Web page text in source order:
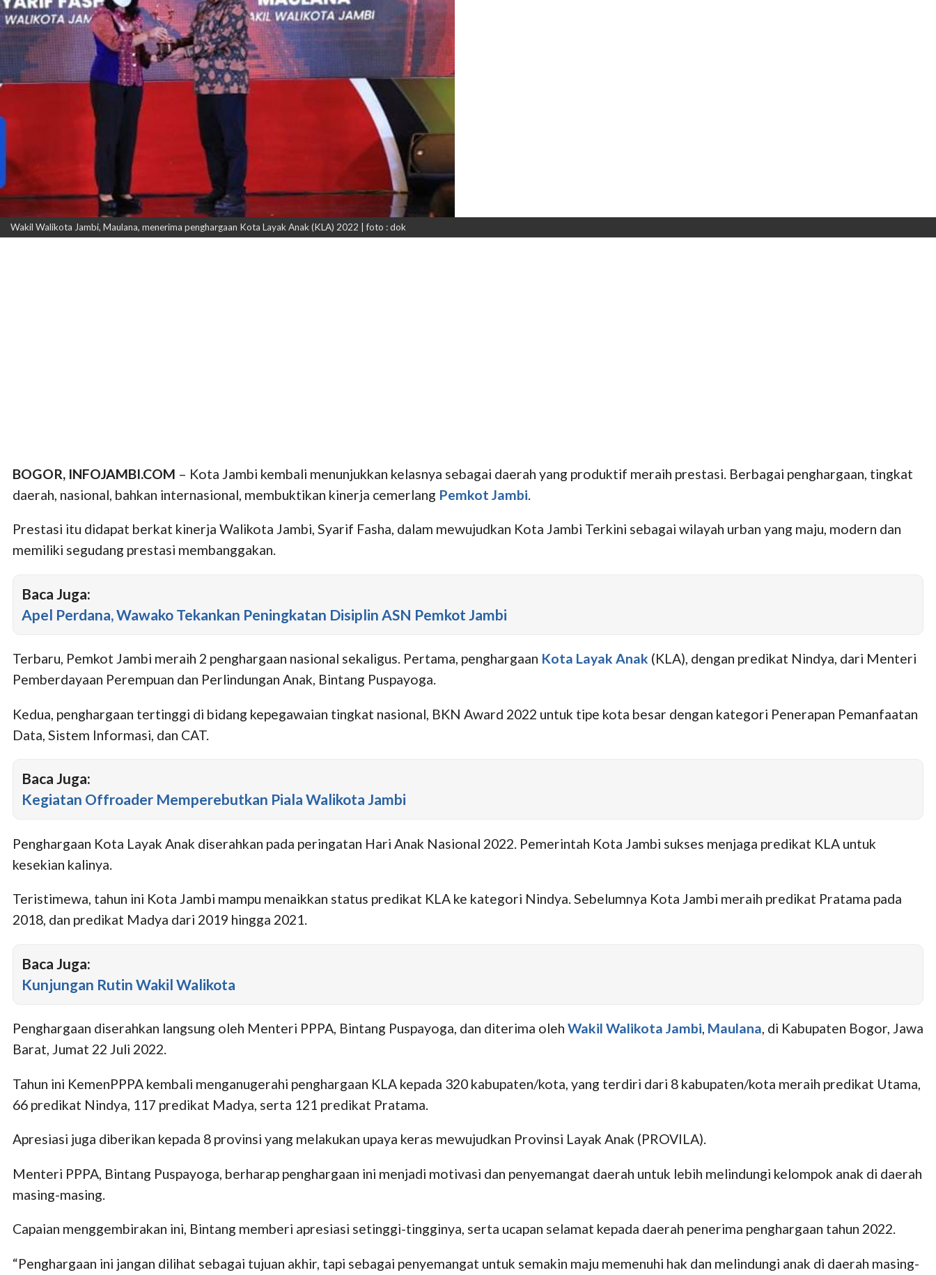
Wakil Walikota Jambi, Maulana, menerima penghargaan Kota Layak Anak (KLA) 2022 | foto : dok
BOGOR, INFOJAMBI.COM – Kota Jambi kembali menunjukkan kelasnya sebagai daerah yang produktif meraih prestasi. Berbagai penghargaan, tingkat
daerah, nasional, bahkan internasional, membuktikan kinerja cemerlang Pemkot Jambi
Prestasi itu didapat berkat kinerja Walikota Jambi, Syarif Fasha, dalam mewujudkan Kota Jambi Terkini sebagai wilayah urban yang maju, modern dan
memiliki segudang prestasi membanggakan.
Baca Juga:
Apel Perdana, Wawako Tekankan Peningkatan Disiplin ASN Pemkot Jambi
Terbaru, Pemkot Jambi meraih 2 penghargaan nasional sekaligus. Pertama, penghargaan Kota Layak Anak (KLA), dengan predikat Nindya, dari Menteri
Pemberdayaan Perempuan dan Perlindungan Anak, Bintang Puspayoga.
Kedua, penghargaan tertinggi di bidang kepegawaian tingkat nasional, BKN Award 2022 untuk tipe kota besar dengan kategori Penerapan Pemanfaatan
Data, Sistem Informasi, dan CAT.
Baca Juga:
Kegiatan Offroader Memperebutkan Piala Walikota Jambi
Penghargaan Kota Layak Anak diserahkan pada peringatan Hari Anak Nasional 2022. Pemerintah Kota Jambi sukses menjaga predikat KLA untuk
kesekian kalinya.
Teristimewa, tahun ini Kota Jambi mampu menaikkan status predikat KLA ke kategori Nindya. Sebelumnya Kota Jambi meraih predikat Pratama pada
2018, dan predikat Madya dari 2019 hingga 2021.
Baca Juga:
Kunjungan Rutin Wakil Walikota
Penghargaan diserahkan langsung oleh Menteri PPPA, Bintang Puspayoga, dan diterima oleh Wakil Walikota Jambi, Maulana, di Kabupaten Bogor, Jawa
Barat, Jumat 22 Juli 2022.
Tahun ini KemenPPPA kembali menganugerahi penghargaan KLA kepada 320 kabupaten/kota, yang terdiri dari 8 kabupaten/kota meraih predikat Utama,
66 predikat Nindya, 117 predikat Madya, serta 121 predikat Pratama.
Apresiasi juga diberikan kepada 8 provinsi yang melakukan upaya keras mewujudkan Provinsi Layak Anak (PROVILA).
Menteri PPPA, Bintang Puspayoga, berharap penghargaan ini menjadi motivasi dan penyemangat daerah untuk lebih melindungi kelompok anak di daerah
masing-masing.
Capaian menggembirakan ini, Bintang memberi apresiasi setinggi-tingginya, serta ucapan selamat kepada daerah penerima penghargaan tahun 2022.
“Penghargaan ini jangan dilihat sebagai tujuan akhir, tapi sebagai penyemangat untuk semakin maju memenuhi hak dan melindungi anak di daerah masing-